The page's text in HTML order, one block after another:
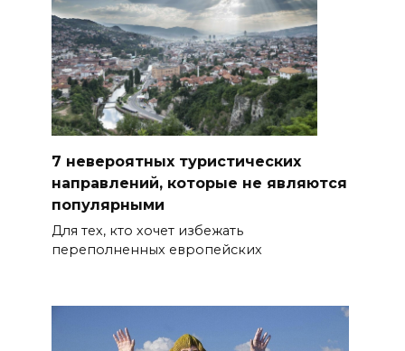
7 невероятных туристических
направлений, которые не являются
популярными
Для тех, кто хочет избежать
переполненных европейских